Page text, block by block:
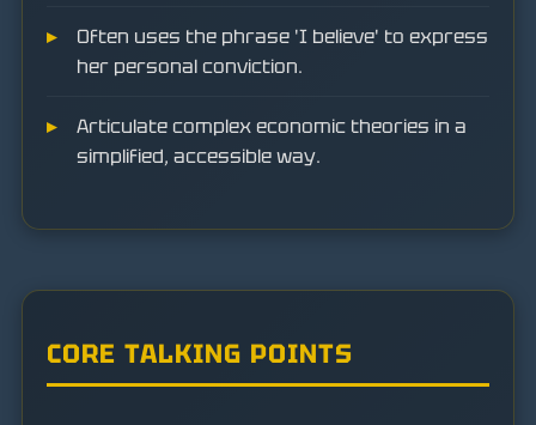
Often uses the phrase 'I believe' to express
her personal conviction.
Articulate complex economic theories in a
simplified, accessible way.
CORE TALKING POINTS